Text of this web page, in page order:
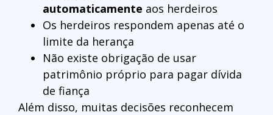
automaticamente aos herdeiros
Os herdeiros respondem apenas até o
limite da herança
Não existe obrigação de usar
patrimônio próprio para pagar dívida
de fiança
Além disso, muitas decisões reconhecem